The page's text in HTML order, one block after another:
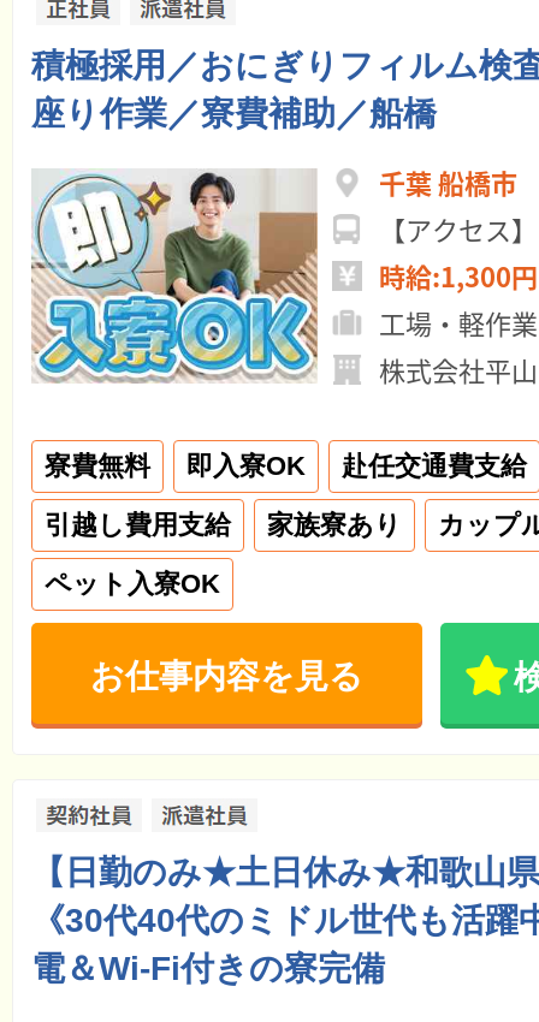
積極採用／おにぎりフィルム検
座り作業／寮費補助／船橋
千葉 船橋市
【アクセス
時給:1,300
工場・軽作業
株式会社平
寮費無料 即入寮OK
赴任交通費支給
引越し費用支給
家族寮あり
カップ
ペット入寮OK
お仕事内容を見る
【日勤のみ★土日休み★和歌山
《30代40代のミドル世代も活
電＆Wi-Fi付きの寮完備